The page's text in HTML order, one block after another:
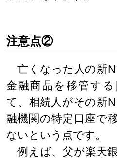
注意点②
亡くなった人の新
金融商品を移管す
て、相続人がその新
融機関の特定口座で
ないという点です。
例えば、父が楽天